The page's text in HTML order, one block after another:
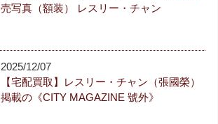
売写真（額装） レスリー・チャン
2025/12/07
【宅配買取】レスリー・チャン（張國榮）
掲載の《CITY MAGAZINE 號外》